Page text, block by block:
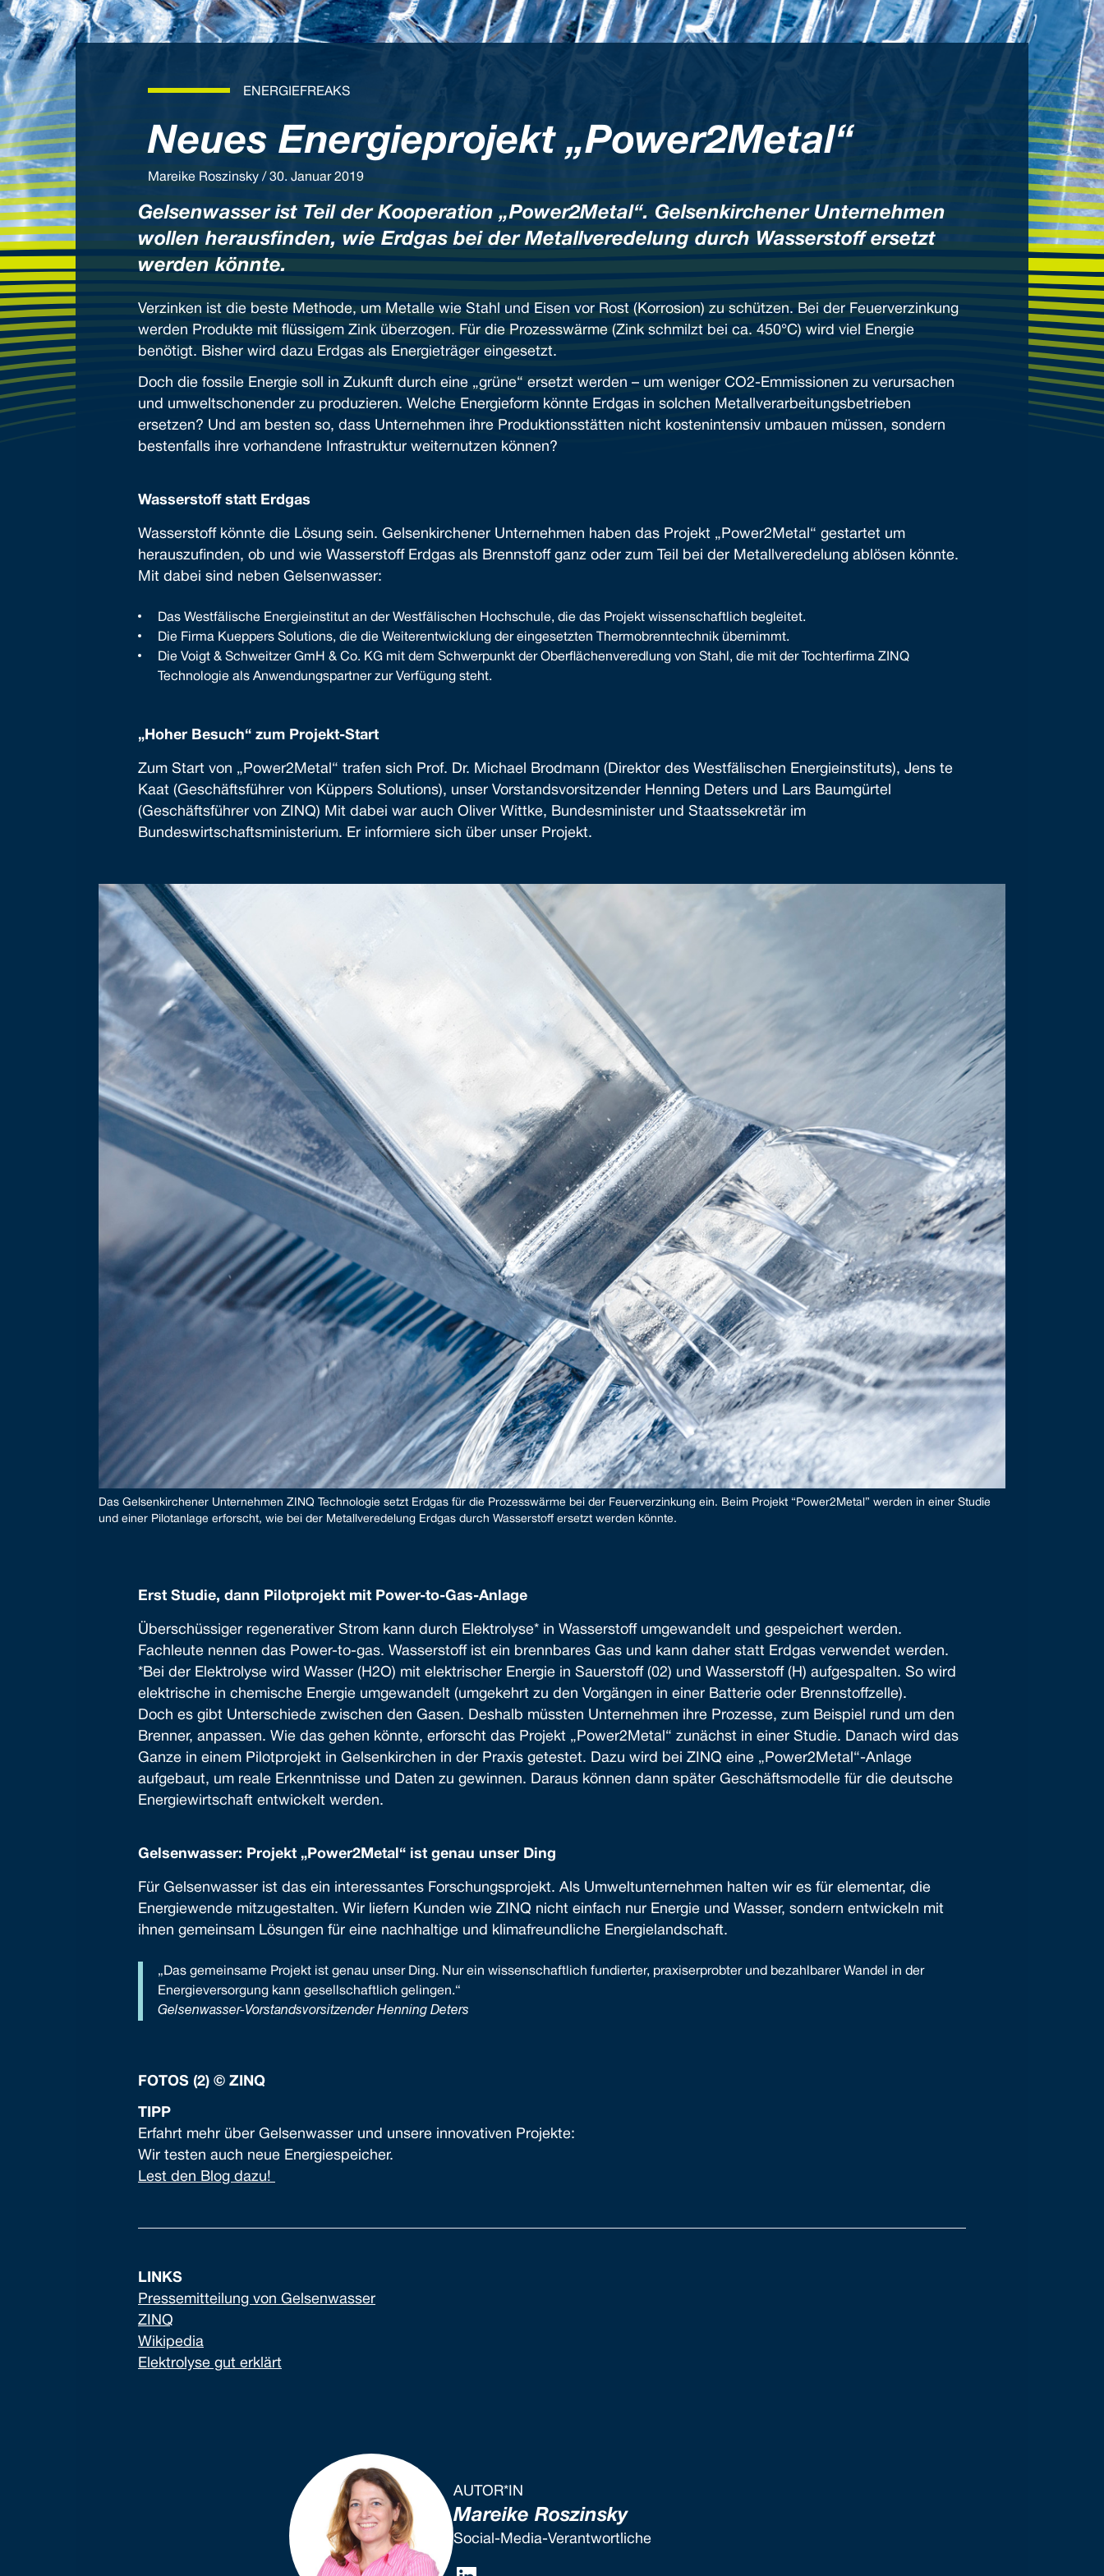
ENERGIEFREAKS
Neues Energieprojekt „Power2Metal“
Mareike Roszinsky / 30. Januar 2019
Gelsenwasser ist Teil der Kooperation „Power2Metal“. Gelsenkirchener Unternehmen
wollen herausfinden, wie Erdgas bei der Metallveredelung durch Wasserstoff ersetzt
werden könnte.
Verzinken ist die beste Methode, um Metalle wie Stahl und Eisen vor Rost (Korrosion) zu schützen. Bei der Feuerverzinkung
werden Produkte mit flüssigem Zink überzogen. Für die Prozesswärme (Zink schmilzt bei ca. 450°C) wird viel Energie
benötigt. Bisher wird dazu Erdgas als Energieträger eingesetzt.
Doch die fossile Energie soll in Zukunft durch eine „grüne“ ersetzt werden – um weniger CO2-Emmissionen zu verursachen
und umweltschonender zu produzieren. Welche Energieform könnte Erdgas in solchen Metallverarbeitungsbetrieben
ersetzen? Und am besten so, dass Unternehmen ihre Produktionsstätten nicht kostenintensiv umbauen müssen, sondern
bestenfalls ihre vorhandene Infrastruktur weiternutzen können?
Wasserstoff statt Erdgas
Wasserstoff könnte die Lösung sein. Gelsenkirchener Unternehmen haben das Projekt „Power2Metal“ gestartet um
herauszufinden, ob und wie Wasserstoff Erdgas als Brennstoff ganz oder zum Teil bei der Metallveredelung ablösen könnte.
Mit dabei sind neben Gelsenwasser:
Das Westfälische Energieinstitut an der Westfälischen Hochschule, die das Projekt wissenschaftlich begleitet.
Die Firma Kueppers Solutions, die die Weiterentwicklung der eingesetzten Thermobrenntechnik übernimmt.
Die Voigt & Schweitzer GmH & Co. KG mit dem Schwerpunkt der Oberflächenveredlung von Stahl, die mit der Tochterfirma ZINQ
Technologie als Anwendungspartner zur Verfügung steht.
„Hoher Besuch“ zum Projekt-Start
Zum Start von „Power2Metal“ trafen sich Prof. Dr. Michael Brodmann (Direktor des Westfälischen Energieinstituts), Jens te
Kaat (Geschäftsführer von Küppers Solutions), unser Vorstandsvorsitzender Henning Deters und Lars Baumgürtel
(Geschäftsführer von ZINQ) Mit dabei war auch Oliver Wittke, Bundesminister und Staatssekretär im
Bundeswirtschaftsministerium. Er informiere sich über unser Projekt.
Das Gelsenkirchener Unternehmen ZINQ Technologie setzt Erdgas für die Prozesswärme bei der Feuerverzinkung ein. Beim Projekt “Power2Metal” werden in einer Studie
und einer Pilotanlage erforscht, wie bei der Metallveredelung Erdgas durch Wasserstoff ersetzt werden könnte.
Erst Studie, dann Pilotprojekt mit Power-to-Gas-Anlage
Überschüssiger regenerativer Strom kann durch Elektrolyse* in Wasserstoff umgewandelt und gespeichert werden.
Fachleute nennen das Power-to-gas. Wasserstoff ist ein brennbares Gas und kann daher statt Erdgas verwendet werden.
*Bei der Elektrolyse wird Wasser (H2O) mit elektrischer Energie in Sauerstoff (02) und Wasserstoff (H) aufgespalten. So wird
elektrische in chemische Energie umgewandelt (umgekehrt zu den Vorgängen in einer Batterie oder Brennstoffzelle).
Doch es gibt Unterschiede zwischen den Gasen. Deshalb müssten Unternehmen ihre Prozesse, zum Beispiel rund um den
Brenner, anpassen. Wie das gehen könnte, erforscht das Projekt „Power2Metal“ zunächst in einer Studie. Danach wird das
Ganze in einem Pilotprojekt in Gelsenkirchen in der Praxis getestet. Dazu wird bei ZINQ eine „Power2Metal“-Anlage
aufgebaut, um reale Erkenntnisse und Daten zu gewinnen. Daraus können dann später Geschäftsmodelle für die deutsche
Energiewirtschaft entwickelt werden.
Gelsenwasser: Projekt „Power2Metal“ ist genau unser Ding
Für Gelsenwasser ist das ein interessantes Forschungsprojekt. Als Umweltunternehmen halten wir es für elementar, die
Energiewende mitzugestalten. Wir liefern Kunden wie ZINQ nicht einfach nur Energie und Wasser, sondern entwickeln mit
ihnen gemeinsam Lösungen für eine nachhaltige und klimafreundliche Energielandschaft.
„Das gemeinsame Projekt ist genau unser Ding. Nur ein wissenschaftlich fundierter, praxiserprobter und bezahlbarer Wandel in der
Energieversorgung kann gesellschaftlich gelingen.“
Gelsenwasser-Vorstandsvorsitzender Henning Deters
FOTOS (2) © ZINQ
TIPP
Erfahrt mehr über Gelsenwasser und unsere innovativen Projekte:
Wir testen auch neue Energiespeicher.
Lest den Blog dazu!
LINKS
Pressemitteilung von Gelsenwasser
ZINQ
Wikipedia
Elektrolyse gut erklärt
AUTOR*IN
Mareike Roszinsky
Social-Media-Verantwortliche